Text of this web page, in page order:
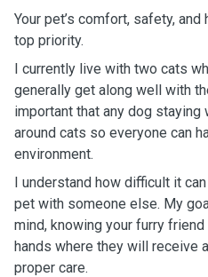
Your pet’s comfort, safety,
top priority.
I currently live with two cats
generally get along well with
important that any dog
around cats so everyone can
environment.
I understand how difficult it
pet with someone else. My
mind, knowing your furry
hands where they will receive
proper care.